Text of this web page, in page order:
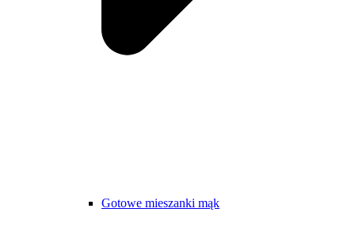
Gotowe mieszanki mąk